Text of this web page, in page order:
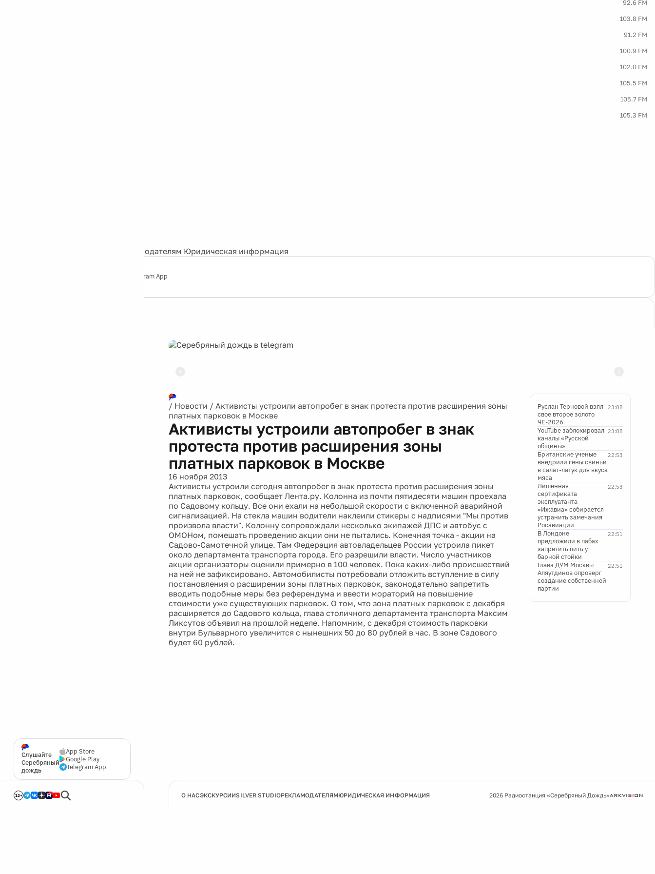
92.6 FM
103.8 FM
91.2 FM
100.9 FM
102.0 FM
105.5 FM
105.7 FM
105.3 FM
Рекламодателям Юридическая информация
Telegram App
Слушайте
Серебряный
дождь
App Store
Google Play
Telegram App
12+
/ Новости / Активисты устроили автопробег в знак протеста против расширения зоны
платных парковок в Москве
Активисты устроили автопробег в знак
протеста против расширения зоны
платных парковок в Москве
16 ноября 2013
Активисты устроили сегодня автопробег в знак протеста против расширения зоны
платных парковок, сообщает Лента.ру. Колонна из почти пятидесяти машин проехала
по Садовому кольцу. Все они ехали на небольшой скорости с включенной аварийной
сигнализацией. На стекла машин водители наклеили стикеры с надписями "Мы против
произвола власти". Колонну сопровождали несколько экипажей ДПС и автобус с
ОМОНом, помешать проведению акции они не пытались. Конечная точка - акции на
Садово-Самотечной улице. Там Федерация автовладельцев России устроила пикет
около департамента транспорта города. Его разрешили власти. Число участников
акции организаторы оценили примерно в 100 человек. Пока каких-либо происшествий
на ней не зафиксировано. Автомобилисты потребовали отложить вступление в силу
постановления о расширении зоны платных парковок, законодательно запретить
вводить подобные меры без референдума и ввести мораторий на повышение
стоимости уже существующих парковок. О том, что зона платных парковок с декабря
расширяется до Садового кольца, глава столичного департамента транспорта Максим
Ликсутов объявил на прошлой неделе. Напомним, с декабря стоимость парковки
внутри Бульварного увеличится с нынешних 50 до 80 рублей в час. В зоне Садового
будет 60 рублей.
23:08
Руслан Терновой взял
свое второе золото
ЧЕ-2026
23:08
YouTube заблокировал
каналы «Русской
общины»
22:53
Британские ученые
внедрили гены свиньи
в салат-латук для вкуса
мяса
22:53
Лишенная
сертификата
эксплуатанта
«Ижавиа» собирается
устранить замечания
Росавиации
22:51
В Лондоне
предложили в пабах
запретить пить у
барной стойки
22:51
Глава ДУМ Москвы
Аляутдинов опроверг
создание собственной
партии
О НАСЭКСКУРСИИSILVER STUDIOРЕКЛАМОДАТЕЛЯМЮРИДИЧЕСКАЯ ИНФОРМАЦИЯ 2026 Радиостанция «Серебряный Дождь»